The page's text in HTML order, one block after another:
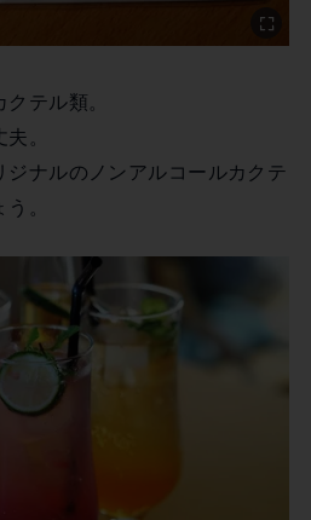
テル類。
。
ジナルのノンアルコールカクテ
。